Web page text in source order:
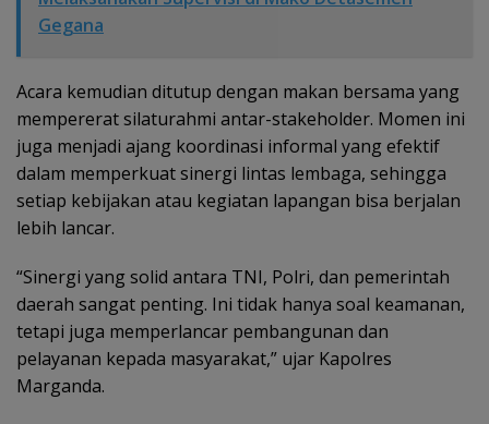
Gegana
Acara kemudian ditutup dengan makan bersama yang
mempererat silaturahmi antar-stakeholder. Momen ini
juga menjadi ajang koordinasi informal yang efektif
dalam memperkuat sinergi lintas lembaga, sehingga
setiap kebijakan atau kegiatan lapangan bisa berjalan
lebih lancar.
“Sinergi yang solid antara TNI, Polri, dan pemerintah
daerah sangat penting. Ini tidak hanya soal keamanan,
tetapi juga memperlancar pembangunan dan
pelayanan kepada masyarakat,” ujar Kapolres
Marganda.